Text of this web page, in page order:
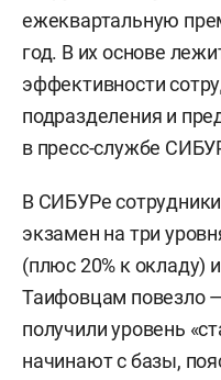
ежеквартальную
год. В их основе
эффективности
подразделения и
в пресс-службе
В СИБУРе
экзамен на три
(плюс 20% к окладу)
Таифовцам повезло
получили уровень
начинают с базы,